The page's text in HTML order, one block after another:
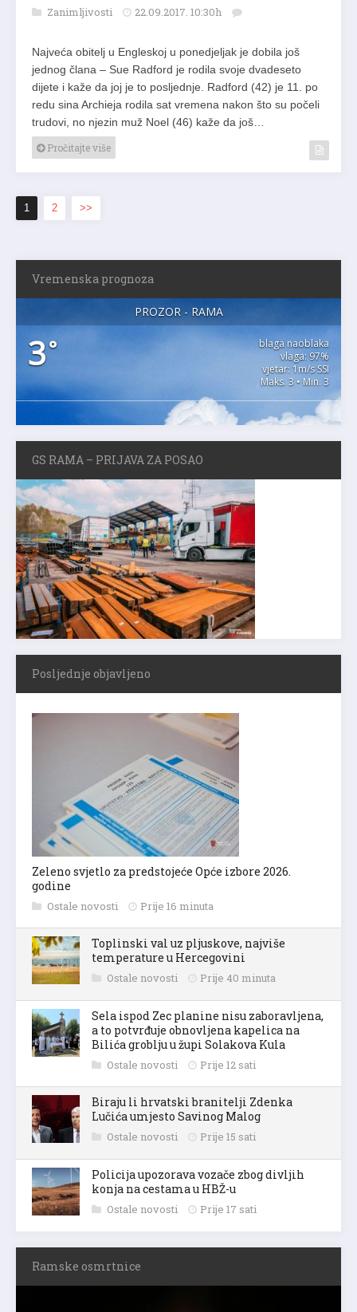
Zanimljivosti 22.09.2017. 10:30h
Najveća obitelj u Engleskoj u ponedjeljak je dobila još
jednog člana – Sue Radford je rodila svoje dvadeseto
dijete i kaže da joj je to posljednje. Radford (42) je 11. po
redu sina Archieja rodila sat vremena nakon što su počeli
trudovi, no njezin muž Noel (46) kaže da još…
Pročitajte više
1 2 >>
Vremenska prognoza
PROZOR - RAMA
3°
blaga naoblaka
vlaga: 97%
vjetar: 1m/s SSI
Maks. 3 • Min. 3
GS RAMA – PRIJAVA ZA POSAO
Posljednje objavljeno
Zeleno svjetlo za predstojeće Opće izbore 2026.
godine
Ostale novosti Prije 16 minuta
Toplinski val uz pljuskove, najviše
temperature u Hercegovini
Ostale novosti Prije 40 minuta
Sela ispod Zec planine nisu zaboravljena,
a to potvrđuje obnovljena kapelica na
Bilića groblju u župi Solakova Kula
Ostale novosti Prije 12 sati
Biraju li hrvatski branitelji Zdenka
Lučića umjesto Savinog Malog
Ostale novosti Prije 15 sati
Policija upozorava vozače zbog divljih
konja na cestama u HBŽ-u
Ostale novosti Prije 17 sati
Ramske osmrtnice